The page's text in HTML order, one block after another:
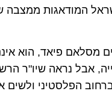
המודאגות
מסלאם פיאד, הוא
אבל נראה שיו"ר
הפלסטיני ולשים